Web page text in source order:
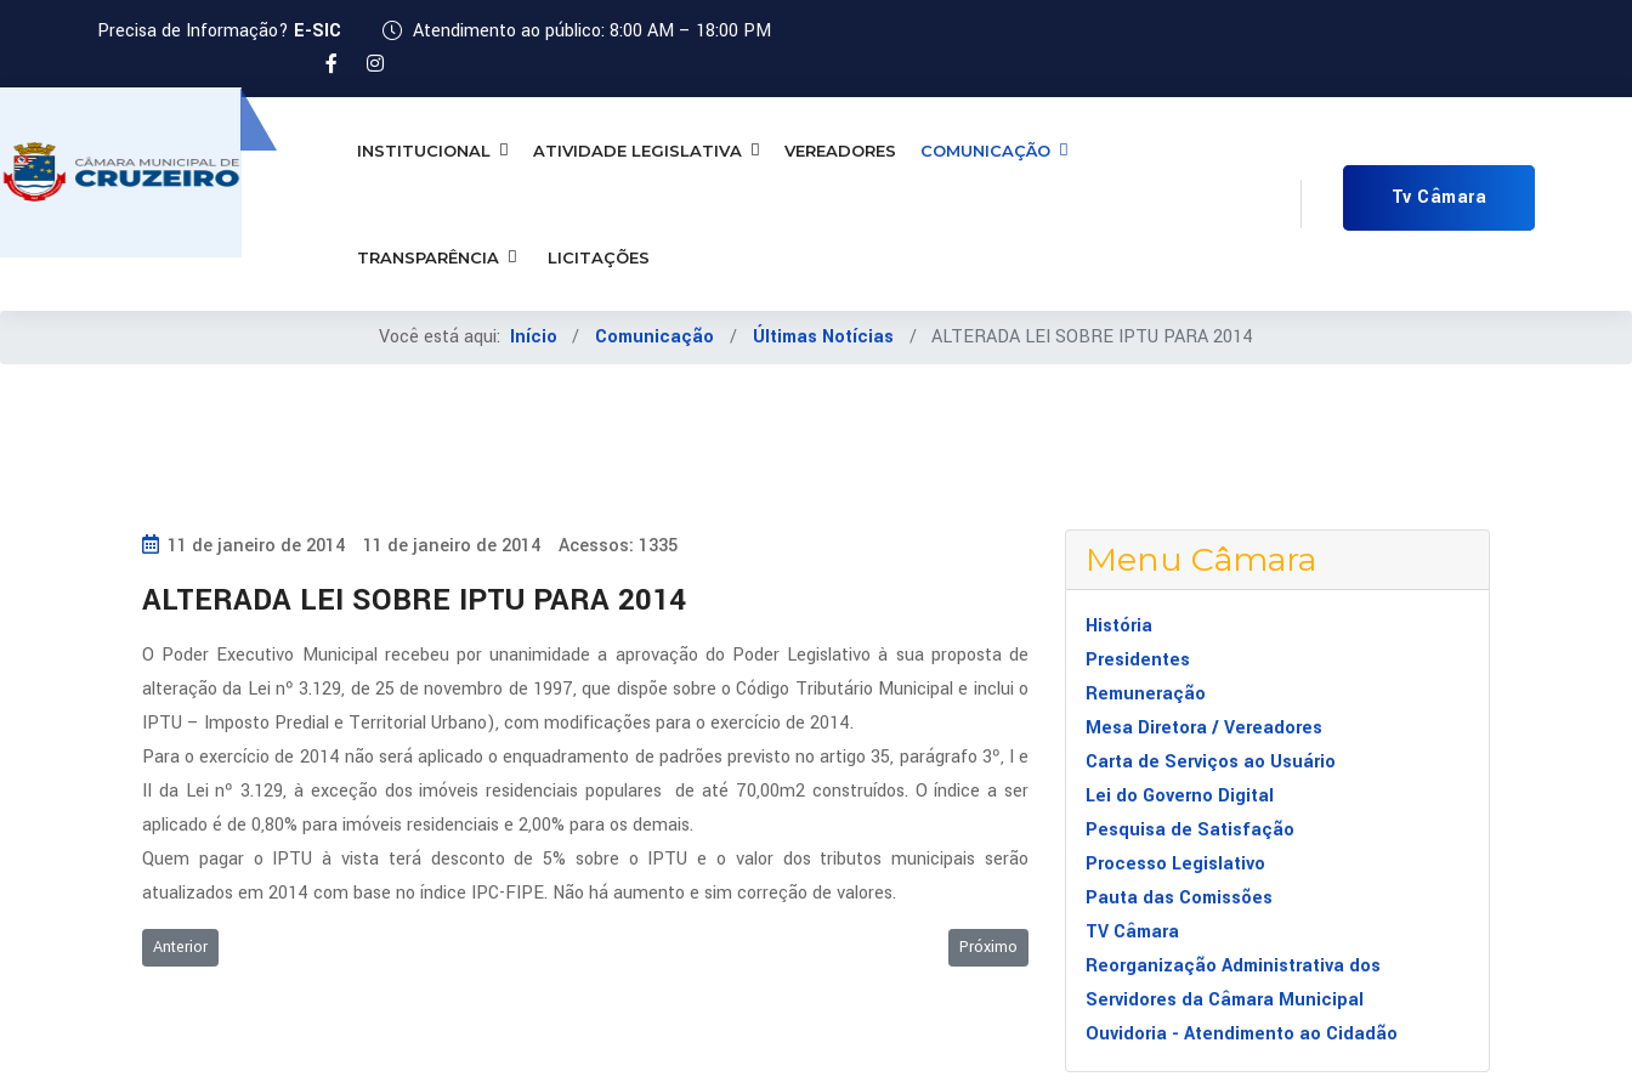
Precisa de Informação? E-SIC Atendimento ao público: 8:00 AM – 18:00 PM
INSTITUCIONAL ATIVIDADE LEGISLATIVA VEREADORES COMUNICAÇÃO
TRANSPARÊNCIA LICITAÇÕES
Tv Câmara
Você está aqui: Início Comunicação Últimas Notícias ALTERADA LEI SOBRE IPTU PARA 2014
11 de janeiro de 2014 11 de janeiro de 2014 Acessos: 1335
ALTERADA LEI SOBRE IPTU PARA 2014
O Poder Executivo Municipal recebeu por unanimidade a aprovação do Poder Legislativo à sua proposta de
alteração da Lei nº 3.129, de 25 de novembro de 1997, que dispõe sobre o Código Tributário Municipal e inclui o
IPTU – Imposto Predial e Territorial Urbano), com modificações para o exercício de 2014.
Para o exercício de 2014 não será aplicado o enquadramento de padrões previsto no artigo 35, parágrafo 3º, I e
II da Lei nº 3.129, à exceção dos imóveis residenciais populares de até 70,00m2 construídos. O índice a ser
aplicado é de 0,80% para imóveis residenciais e 2,00% para os demais.
Quem pagar o IPTU à vista terá desconto de 5% sobre o IPTU e o valor dos tributos municipais serão
atualizados em 2014 com base no índice IPC-FIPE. Não há aumento e sim correção de valores.
Artigo anterior: CÂMARA AUTORIZA A “ZONA AZUL”
Anterior Próximo artigo: UTILIDADE PÚBLICA PARA OBRA SOCIAL E IGREJA
Próximo
Menu Câmara
História
Presidentes
Remuneração
Mesa Diretora / Vereadores
Carta de Serviços ao Usuário
Lei do Governo Digital
Pesquisa de Satisfação
Processo Legislativo
Pauta das Comissões
TV Câmara
Reorganização Administrativa dos
Servidores da Câmara Municipal
Ouvidoria - Atendimento ao Cidadão